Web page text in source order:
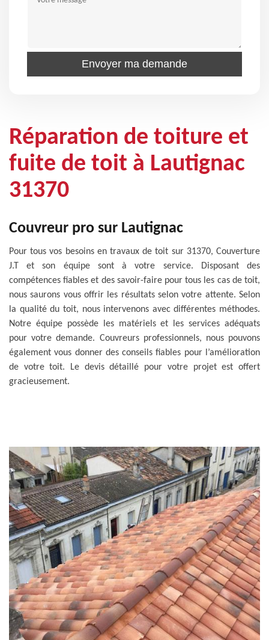
Réparation de toiture et
fuite de toit à Lautignac
31370
Couvreur pro sur Lautignac
Pour tous vos besoins en travaux de toit sur 31370, Couverture
J.T et son équipe sont à votre service. Disposant des
compétences fiables et des savoir-faire pour tous les cas de toit,
nous saurons vous offrir les résultats selon votre attente. Selon
la qualité du toit, nous intervenons avec différentes méthodes.
Notre équipe possède les matériels et les services adéquats
pour votre demande. Couvreurs professionnels, nous pouvons
également vous donner des conseils fiables pour l’amélioration
de votre toit. Le devis détaillé pour votre projet est offert
gracieusement.